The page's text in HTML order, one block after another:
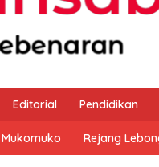
Editorial Pendidikan
Mukomuko Rejang